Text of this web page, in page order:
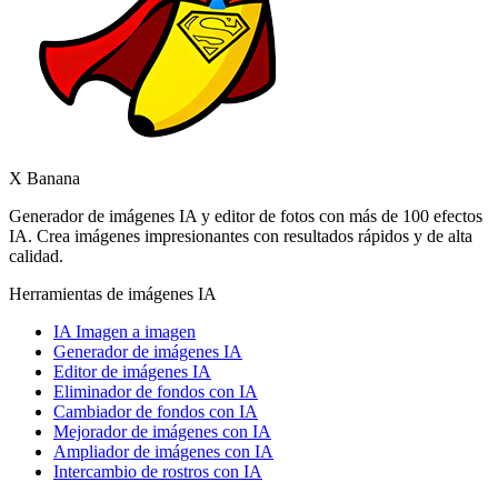
X Banana
Generador de imágenes IA y editor de fotos con más de 100 efectos
IA. Crea imágenes impresionantes con resultados rápidos y de alta
calidad.
Herramientas de imágenes IA
IA Imagen a imagen
Generador de imágenes IA
Editor de imágenes IA
Eliminador de fondos con IA
Cambiador de fondos con IA
Mejorador de imágenes con IA
Ampliador de imágenes con IA
Intercambio de rostros con IA